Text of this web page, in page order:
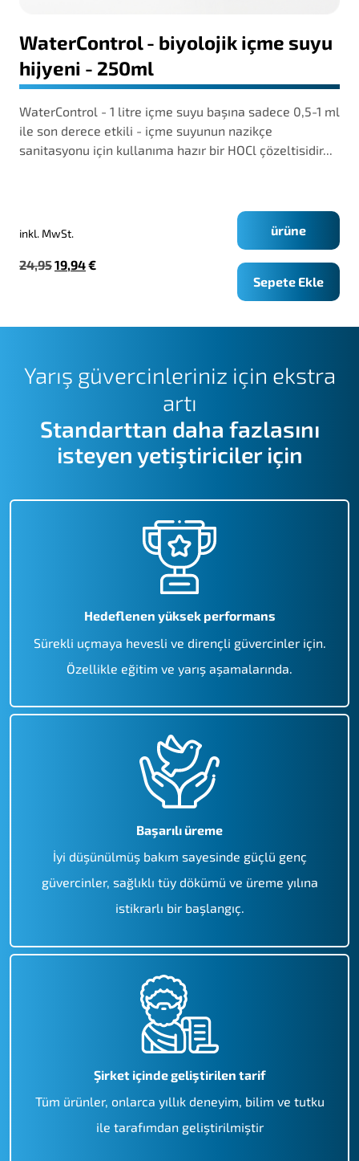
WaterControl - biyolojik içme suyu
hijyeni - 250ml
WaterControl - 1 litre içme suyu başına sadece 0,5-1 ml
ile son derece etkili - içme suyunun nazikçe
sanitasyonu için kullanıma hazır bir HOCl çözeltisidir...
inkl. MwSt.
24,95Orijinal
19,94Şu
€
ürüne
Sepete Ekle
Yarış güvercinleriniz için ekstra
artı
Standarttan daha fazlasını
isteyen yetiştiriciler için
Hedeflenen yüksek performans
Sürekli uçmaya hevesli ve dirençli güvercinler için.
Özellikle eğitim ve yarış aşamalarında.
Başarılı üreme
İyi düşünülmüş bakım sayesinde güçlü genç
güvercinler, sağlıklı tüy dökümü ve üreme yılına
istikrarlı bir başlangıç.
Şirket içinde geliştirilen tarif
Tüm ürünler, onlarca yıllık deneyim, bilim ve tutku
ile tarafımdan geliştirilmiştir